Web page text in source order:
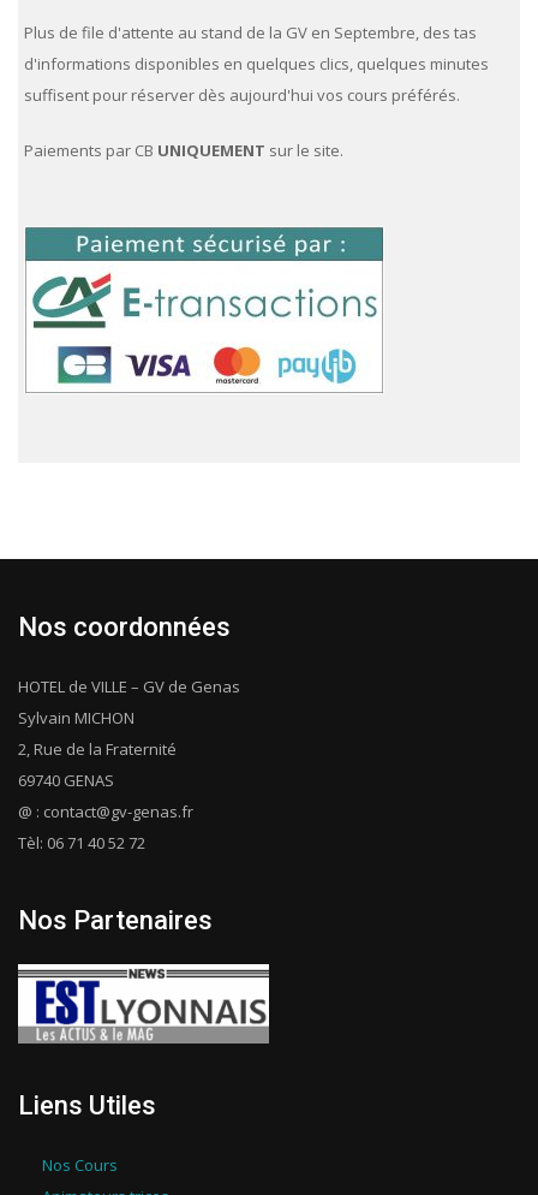
choisies
produit
Plus de file d'attente au stand de la GV en Septembre, des tas
d'informations disponibles en quelques clics, quelques minutes
suffisent pour réserver dès aujourd'hui vos cours préférés.
Paiements par CB UNIQUEMENT sur le site.
Nos coordonnées
HOTEL de VILLE – GV de Genas
Sylvain MICHON
2, Rue de la Fraternité
69740 GENAS
@ : contact@gv-genas.fr
Tèl: 06 71 40 52 72
Nos Partenaires
Liens Utiles
Nos Cours